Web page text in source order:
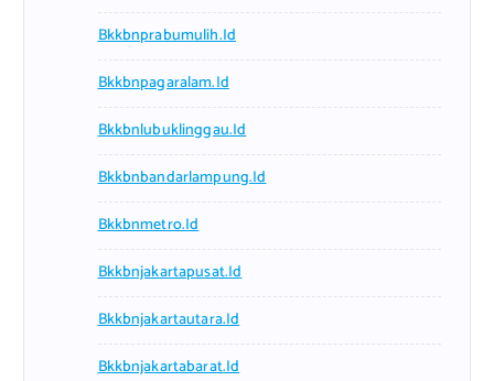
Bkkbnprabumulih.id
Bkkbnpagaralam.id
Bkkbnlubuklinggau.id
Bkkbnbandarlampung.id
Bkkbnmetro.id
Bkkbnjakartapusat.id
Bkkbnjakartautara.id
Bkkbnjakartabarat.id